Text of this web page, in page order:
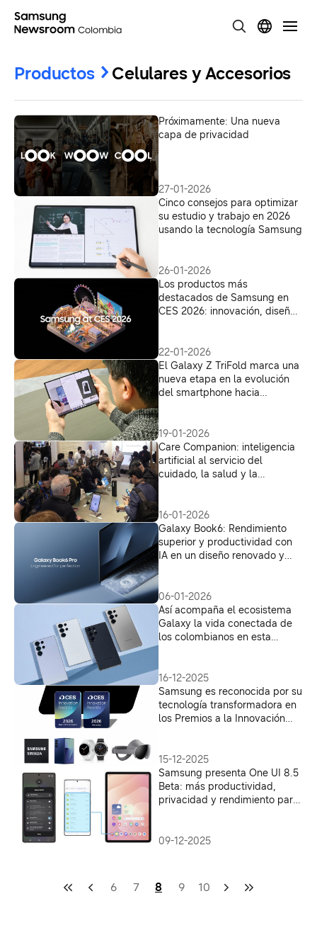
Productos Celulares y Accesorios
Próximamente: Una nueva
capa de privacidad
27-01-2026
Cinco consejos para optimizar
su estudio y trabajo en 2026
usando la tecnología Samsung
26-01-2026
Los productos más
destacados de Samsung en
CES 2026: innovación, diseño
22-01-2026
El Galaxy Z TriFold marca una
nueva etapa en la evolución
del smartphone hacia
19-01-2026
Care Companion: inteligencia
artificial al servicio del
cuidado, la salud y la
16-01-2026
Galaxy Book6: Rendimiento
superior y productividad con
IA en un diseño renovado y
06-01-2026
Así acompaña el ecosistema
Galaxy la vida conectada de
los colombianos en esta
16-12-2025
Samsung es reconocida por su
tecnología transformadora en
los Premios a la Innovación
15-12-2025
Samsung presenta One UI 8.5
Beta: más productividad,
privacidad y rendimiento para
09-12-2025
6 7 8 9 10